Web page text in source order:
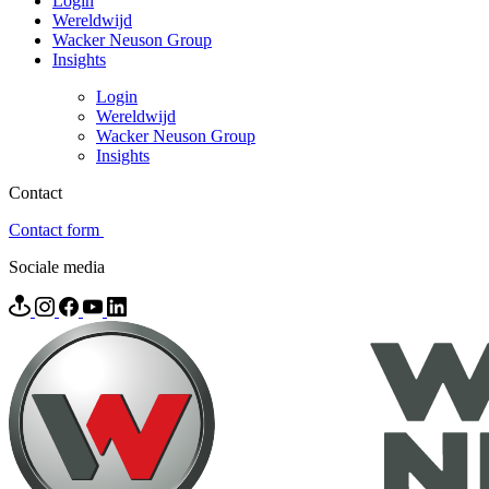
Wereldwijd
Wacker Neuson Group
Insights
Login
Wereldwijd
Wacker Neuson Group
Insights
Contact
Contact form
Sociale media